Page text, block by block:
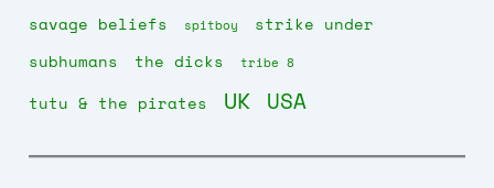
savage beliefs
spitboy
strike under
subhumans
the dicks tribe 8
tutu & the pirates UK USA